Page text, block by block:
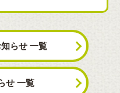
らせ 一覧
せ 一覧